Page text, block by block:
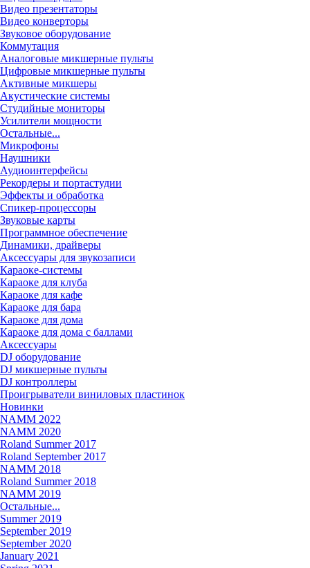
Видео презентаторы
Видео конверторы
Звуковое оборудование
Коммутация
Аналоговые микшерные пульты
Цифровые микшерные пульты
Активные микшеры
Акустические системы
Студийные мониторы
Усилители мощности
Остальные...
Микрофоны
Наушники
Аудиоинтерфейсы
Рекордеры и портастудии
Эффекты и обработка
Спикер-процессоры
Звуковые карты
Программное обеспечение
Динамики, драйверы
Аксессуары для звукозаписи
Караоке-системы
Караоке для клуба
Караоке для кафе
Караоке для бара
Караоке для дома
Караоке для дома с баллами
Аксессуары
DJ оборудование
DJ микшерные пульты
DJ контроллеры
Проигрыватели виниловых пластинок
Новинки
NAMM 2022
NAMM 2020
Roland Summer 2017
Roland September 2017
NAMM 2018
Roland Summer 2018
NAMM 2019
Остальные...
Summer 2019
September 2019
September 2020
January 2021